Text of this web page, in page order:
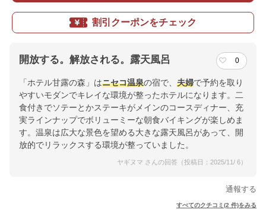
割引クーポンをチェック
開放する。解放される。露天風呂 0
「ホテル甘露の森」はニセコ温泉の宿で、 夫婦で予約を取り
やすいモダンでキレイな環境が整ったホテルになります。二
食付きでソテーとかステーキがメインのコースディナー、充
実ラインナップでボリューミーな朝食バイキングが楽しめま
す。温泉は広大な景色を望める大きな露天風呂があって、開
放的でリラックスする環境が整っていました。
ヤギヌマ さんの回答（投稿日：2025/11/ 6）
通報する
すべてのクチコミ(2 件)をみる